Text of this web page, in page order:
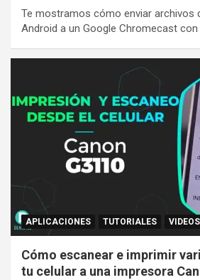
Te mostramos cómo enviar archivos
Android a un Google Chromecast con
APLICACIONES TUTORIALES VIDEOS
Cómo escanear e imprimir
tu celular a una impresora